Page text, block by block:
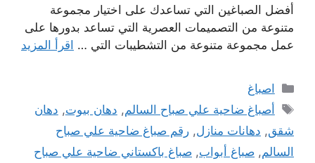
أفضل الصباغين التي تساعدك على اختيار مجموعة
متنوعة من التصميمات العصرية التي تساعد بدورها على
عمل مجموعة متنوعة من التشطيبات التي … اقرأ المزيد
التصنيفات
اصباغ
الوسوم
أصباغ ضاحية علي صباح السالم, دهان بيوت, دهان
شقق, دهانات منازل, رقم صباغ ضاحية علي صباح
السالم, صباغ أبواب, صباغ باكستاني ضاحية علي صباح